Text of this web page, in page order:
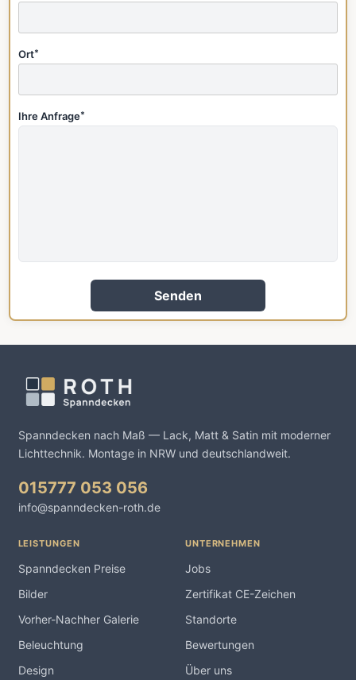
Ort*
Ihre Anfrage*
Senden
Spanndecken nach Maß — Lack, Matt & Satin mit moderner
Lichttechnik. Montage in NRW und deutschlandweit.
015777 053 056
info@spanndecken-roth.de
LEISTUNGEN
Spanndecken Preise
Bilder
Vorher-Nachher Galerie
Beleuchtung
Design
UNTERNEHMEN
Jobs
Zertifikat CE-Zeichen
Standorte
Bewertungen
Über uns